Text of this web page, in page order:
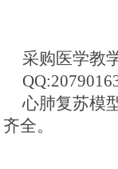
采购医学教
心肺复苏模
齐全。